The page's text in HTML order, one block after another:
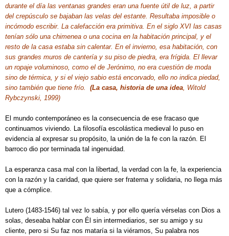
durante el día las ventanas grandes eran una fuente útil de luz, a partir
del crepúsculo se bajaban las velas del estante. Resultaba imposible o
incómodo escribir. La calefacción era primitiva. En el siglo XVI las casas
tenían sólo una chimenea o una cocina en la habitación principal, y el
resto de la casa estaba sin calentar. En el invierno, esa habitación, con
sus grandes muros de cantería y su piso de piedra, era frígida. El llevar
un ropaje voluminoso, como el de Jerónimo, no era cuestión de moda
sino de térmica, y si el viejo sabio está encorvado, ello no indica piedad,
sino también que tiene frío. (La casa, historia de una idea , Witold
Rybczynski, 1999)
El mundo contemporáneo es la consecuencia de ese fracaso que
continuamos viviendo. La filosofía escolástica medieval lo puso en
evidencia al expresar su propósito, la unión de la fe con la razón. El
barroco dio por terminada tal ingenuidad.
La esperanza casa mal con la libertad, la verdad con la fe, la experiencia
con la razón y la caridad, que quiere ser fraterna y solidaria, no llega más
que a cómplice.
Lutero (1483-1546) tal vez lo sabía, y por ello quería vérselas con Dios a
solas, deseaba hablar con Él sin intermediarios, ser su amigo y su
cliente, pero si Su faz nos mataría si la viéramos, Su palabra nos